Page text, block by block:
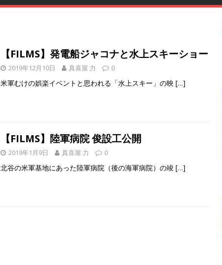
【FILMS】発電船ジャコナと水上スキーショー
2019年12月10日 真喜屋 力 0
米軍むけの娯楽イベントと思われる「水上スキー」の映 […]
【FILMS】陸軍病院 俊設工公開
2019年1月9日 真喜屋 力 0
北谷の米軍基地にあった陸軍病院（後の海軍病院）の竣 […]